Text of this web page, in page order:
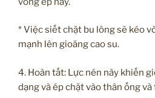
* Việc siết chặt bu lông sẽ kéo
mạnh lên gioăng cao su.
4. Hoàn tất: Lực nén này khiến
dạng và ép chặt vào thân ống